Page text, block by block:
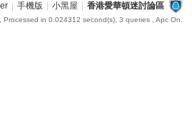
手機版 小黑屋 香港愛華頓迷討論區
, Processed in 0.024312 second(s), 3 queries , Apc On.